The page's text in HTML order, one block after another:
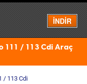
İNDİR
Menü
111 / 113 Cdi Araç
/ 113 Cdi